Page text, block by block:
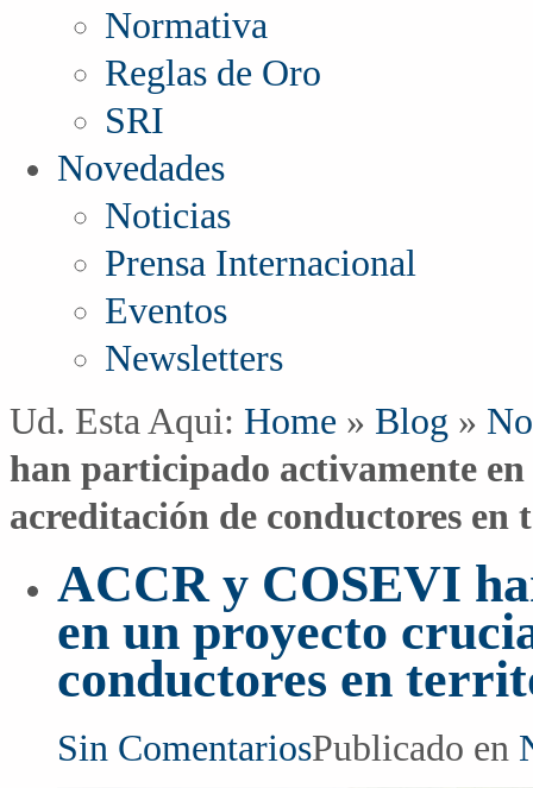
Normativa
Reglas de Oro
SRI
Novedades
Noticias
Prensa Internacional
Eventos
Newsletters
Ud. Esta Aqui: Home » Blog »
han participado activamente
acreditación de conductores
ACCR y COSEVI
en un proyecto
conductores en
Sin ComentariosPublicado en